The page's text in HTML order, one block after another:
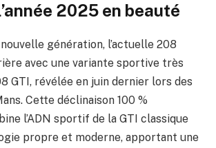
2025 en beauté
génération, l’actuelle 208
avec une variante sportive très
GTI, révélée en juin dernier lors des
Cette déclinaison 100 %
l’ADN sportif de la GTI classique
propre et moderne, apportant une